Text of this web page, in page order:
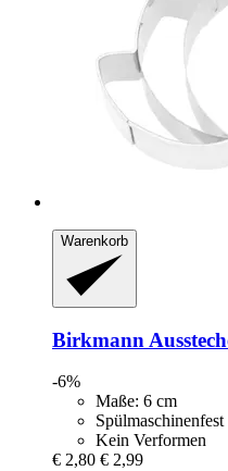
Warenkorb
Birkmann
-6%
Maße: 6 cm
Spülmaschinenfest
Kein Verformen
€ 2,80 € 2,99